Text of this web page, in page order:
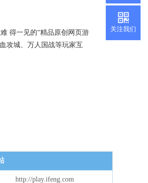
得一见的“精品原创网页游
攻城、万人国战等玩家互
http://play.ifeng.com
关注我们